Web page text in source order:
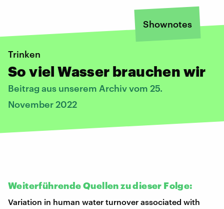
Shownotes
Trinken
So viel Wasser brauchen wir
Beitrag aus unserem Archiv vom 25.
November 2022
Weiterführende Quellen zu dieser Folge:
Variation in human water turnover associated with